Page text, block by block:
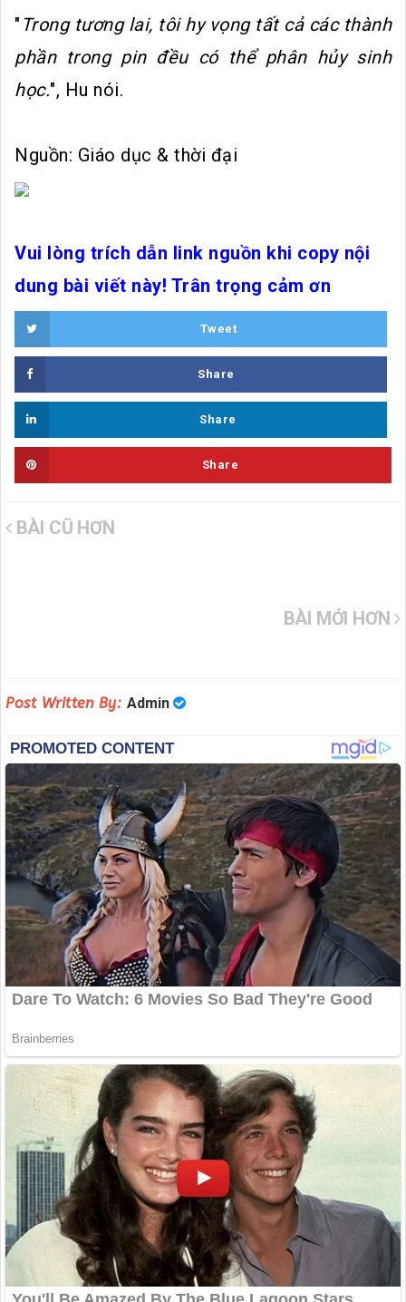
" Trong tương lai, tôi hy vọng tất cả các thành
phần trong pin đều có thể phân hủy sinh
học.", Hu nói.
Nguồn: Giáo dục & thời đại
Vui lòng trích dẫn link nguồn khi copy nội
dung bài viết này! Trân trọng cảm ơn
Tweet
Share
Share
Share
BÀI CŨ HƠN
BÀI MỚI HƠN
Post Written By: Admin